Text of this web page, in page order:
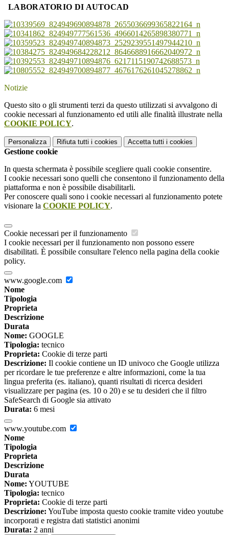
LABORATORIO DI AUTOCAD
Notizie
Questo sito o gli strumenti terzi da questo utilizzati si avvalgono di
cookie necessari al funzionamento ed utili alle finalità illustrate nella
COOKIE POLICY.
Personalizza Rifiuta tutti i cookies Accetta tutti i cookies
Gestione cookie
In questa schermata è possibile scegliere quali cookie consentire.
I cookie necessari sono quelli che consentono il funzionamento della
piattaforma e non è possibile disabilitarli.
Per conoscere quali sono i cookie necessari al funzionamento potete
visionare la COOKIE POLICY.
Cookie necessari per il funzionamento
I cookie necessari per il funzionamento non possono essere
disabilitati. È possibile consultare l'elenco nella pagina della cookie
policy.
www.google.com
Nome
Tipologia
Proprieta
Descrizione
Durata
Nome: GOOGLE
Tipologia: tecnico
Proprieta: Cookie di terze parti
Descrizione: Il cookie contiene un ID univoco che Google utilizza
per ricordare le tue preferenze e altre informazioni, come la tua
lingua preferita (es. italiano), quanti risultati di ricerca desideri
visualizzare per pagina (es. 10 o 20) e se tu desideri che il filtro
SafeSearch di Google sia attivato
Durata: 6 mesi
www.youtube.com
Nome
Tipologia
Proprieta
Descrizione
Durata
Nome: YOUTUBE
Tipologia: tecnico
Proprieta: Cookie di terze parti
Descrizione: YouTube imposta questo cookie tramite video youtube
incorporati e registra dati statistici anonimi
Durata: 2 anni